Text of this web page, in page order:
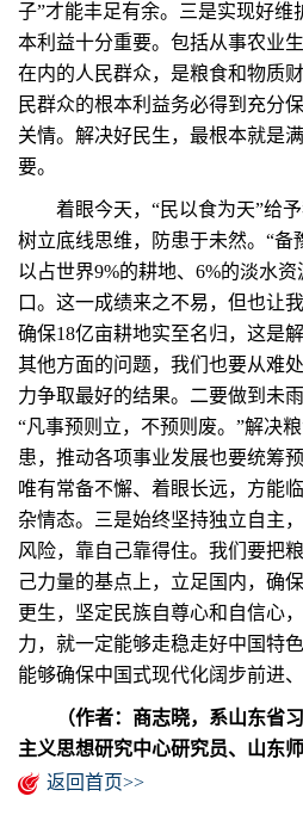
子”才能丰足有余。三是实现好维
本利益十分重要。包括从事农业
在内的人民群众，是粮食和物质
民群众的根本利益务必得到充分
关情。解决好民生，最根本就是
要。
着眼今天，“民以食为天”给予
树立底线思维，防患于未然。“备
以占世界9%的耕地、6%的淡水
口。这一成绩来之不易，但也让
确保18亿亩耕地实至名归，这是
其他方面的问题，我们也要从难
力争取最好的结果。二要做到未
“凡事预则立，不预则废。”解决
患，推动各项事业发展也要统筹
唯有常备不懈、着眼长远，方能
杂情态。三是始终坚持独立自主
风险，靠自己靠得住。我们要把
己力量的基点上，立足国内，确
更生，坚定民族自尊心和自信心
力，就一定能够走稳走好中国特
能够确保中国式现代化阔步前进、
（作者：商志晓，系山东省
主义思想研究中心研究员、山东师
返回首页>>